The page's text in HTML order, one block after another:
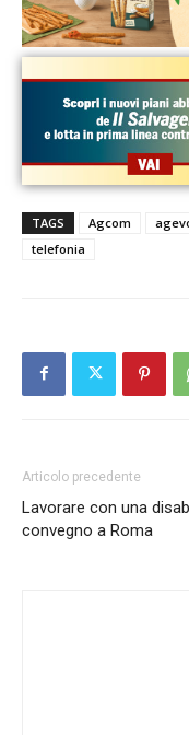
TAGS Agcom
telefonia
Articolo precedente
Lavorare con una
convegno a Roma